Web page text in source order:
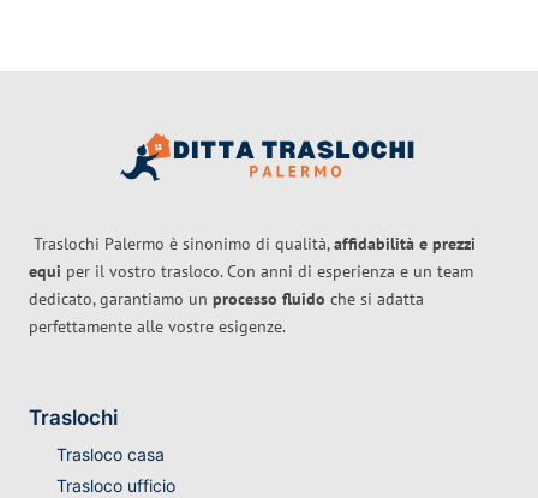
Traslochi Palermo è sinonimo di qualità,affidabilità e prezzi
equi per il vostro trasloco. Con anni di esperienza e un team
dedicato, garantiamo un processo fluido che si adatta
perfettamente alle vostre esigenze.
Traslochi
Trasloco casa
Trasloco ufficio